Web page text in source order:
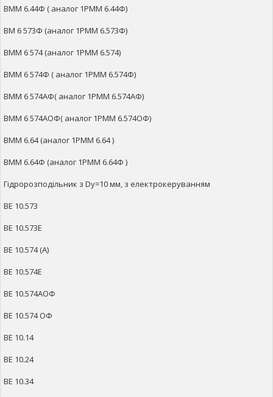
ВММ 6.44Ф ( аналог 1РММ 6.44Ф)
ВМ 6 573Ф (аналог 1РММ 6.573Ф)
ВММ 6 574 (аналог 1РММ 6.574)
ВММ 6 574Ф ( аналог 1РММ 6.574Ф)
ВММ 6 574АФ( аналог 1РММ 6.574АФ)
ВММ 6 574АОФ( аналог 1РММ 6.574ОФ)
ВММ 6.64 (аналог 1РММ 6.64 )
ВММ 6.64Ф (аналог 1РММ 6.64Ф )
Гідророзподільник з Dy=10 мм, з електрокеруванням
ВЕ 10.573
ВЕ 10.573Е
ВЕ 10.574 (А)
ВЕ 10.574Е
ВЕ 10.574АОФ
ВЕ 10.574 ОФ
ВЕ 10.14
ВЕ 10.24
ВЕ 10.34